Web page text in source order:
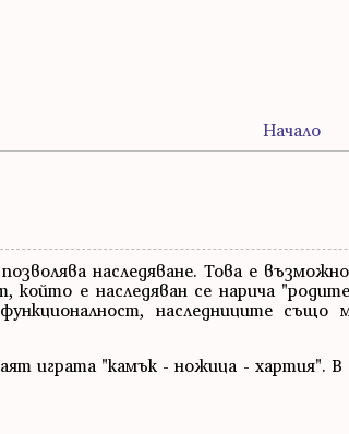
Начало
наследяване. Това е
е наследяван се нарича
наследниците също
играта "камък - ножица - хартия". В